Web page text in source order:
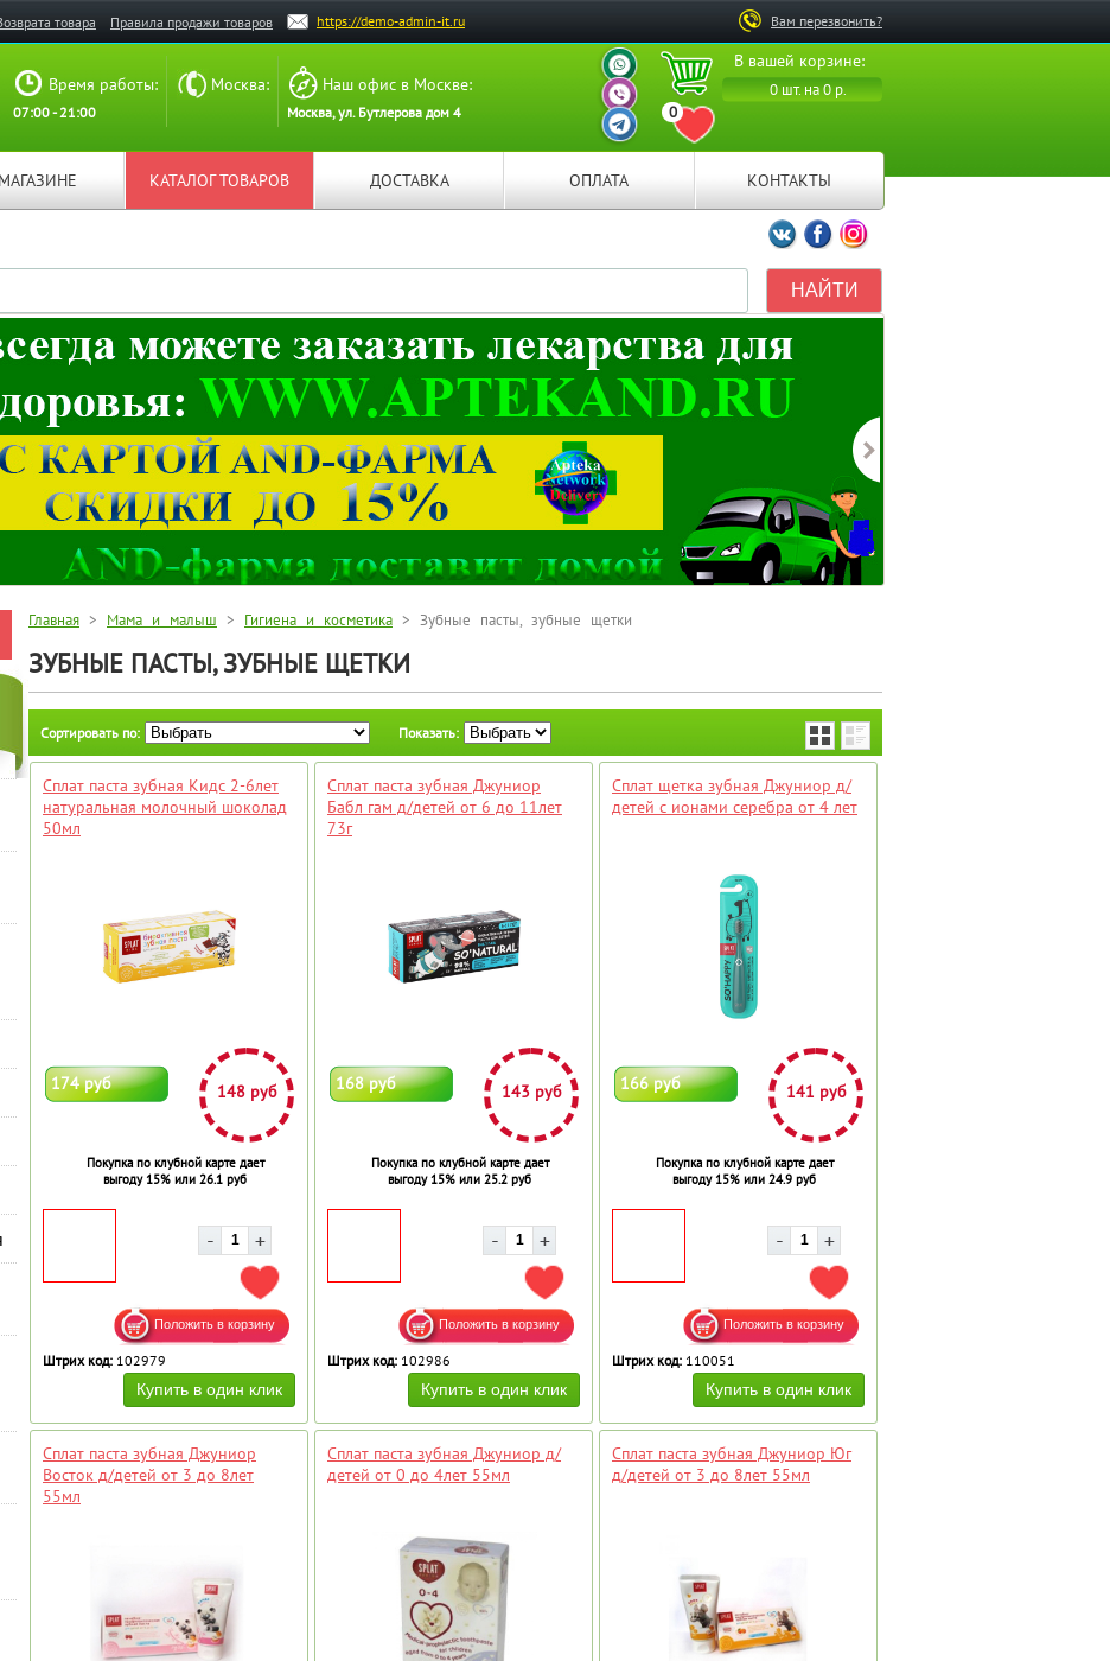
Вам перезвонить?
товара Правила продажи товаров https://demo-admin-it.ru
В вашей корзине:
0 шт. на 0 р.
0
ПЕРЕЙТИ В ИЗБРАННОЕ
ВАШ ПЕРСОНАЛЬНЫЙ
МЕНЕДЖЕР
ВАШ ПЕРСОНАЛЬНЫЙ
МЕНЕДЖЕР
ВАШ ПЕРСОНАЛЬНЫЙ
МЕНЕДЖЕР
Время работы:
07:00 - 21:00
Москва: Наш офис в Москве:
Москва, ул. Бутлерова дом 4
КАТАЛОГ ТОВАРОВ ДОСТАВКА ОПЛАТА КОНТАКТЫ
Мы ВКонтакте
Мы на Facebook
Мы в Instagramm
Главная > Мама и малыш > Гигиена и косметика > Зубные пасты, зубные щетки
ЗУБНЫЕ ПАСТЫ, ЗУБНЫЕ ЩЕТКИ
Сортировать по: Показать:
Сплат паста зубная Кидс 2-6лет
натуральная молочный шоколад
50мл
174 руб 148 руб
Покупка по клубной карте дает
выгоду 15% или 26.1 руб
ДОБАВИТЬ В ИЗБРАННОЕ
Штрих код: 102979
Сплат паста зубная Джуниор
Бабл гам д/детей от 6 до 11лет
73г
168 руб 143 руб
Покупка по клубной карте дает
выгоду 15% или 25.2 руб
ДОБАВИТЬ В ИЗБРАННОЕ
Штрих код: 102986
Сплат щетка зубная Джуниор д/
детей с ионами серебра от 4 лет
166 руб 141 руб
Покупка по клубной карте дает
выгоду 15% или 24.9 руб
ДОБАВИТЬ В ИЗБРАННОЕ
Штрих код: 110051
Сплат паста зубная Джуниор
Восток д/детей от 3 до 8лет
55мл
Сплат паста зубная Джуниор д/
детей от 0 до 4лет 55мл
Сплат паста зубная Джуниор Юг
д/детей от 3 до 8лет 55мл